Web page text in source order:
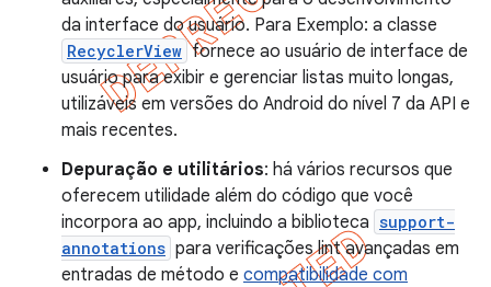
da interface do usuário. Para Exemplo: a classe
RecyclerView fornece ao usuário de interface de
usuário para exibir e gerenciar listas muito longas,
utilizáveis em versões do Android do nível 7 da API e
mais recentes.
Depuração e utilitários: há vários recursos que
oferecem utilidade além do código que você
incorpora ao app, incluindo a biblioteca support-
annotations para verificações lint avançadas em
entradas de método e compatibilidade com